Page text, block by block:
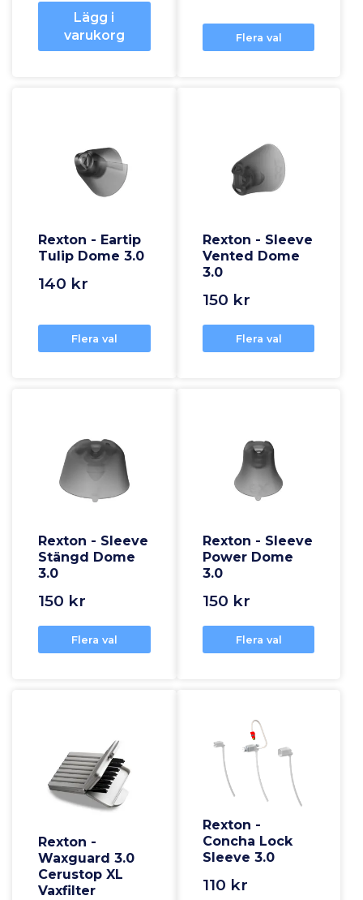
Lägg i
varukorg
Flera val
Rexton - Eartip
Tulip Dome 3.0
140 kr
Flera val
Rexton - Sleeve
Vented Dome
3.0
150 kr
Flera val
Rexton - Sleeve
Stängd Dome
3.0
150 kr
Flera val
Rexton - Sleeve
Power Dome
3.0
150 kr
Flera val
Rexton -
Waxguard 3.0
Cerustop XL
Vaxfilter
Rexton -
Concha Lock
Sleeve 3.0
110 kr